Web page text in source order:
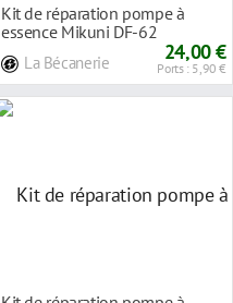
Kit de réparation pompe à
essence Mikuni DF-62
La Bécanerie 24,00 €
Ports : 5,90 €